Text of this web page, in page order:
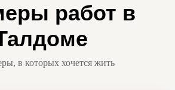
работ в
в которых хочется жить